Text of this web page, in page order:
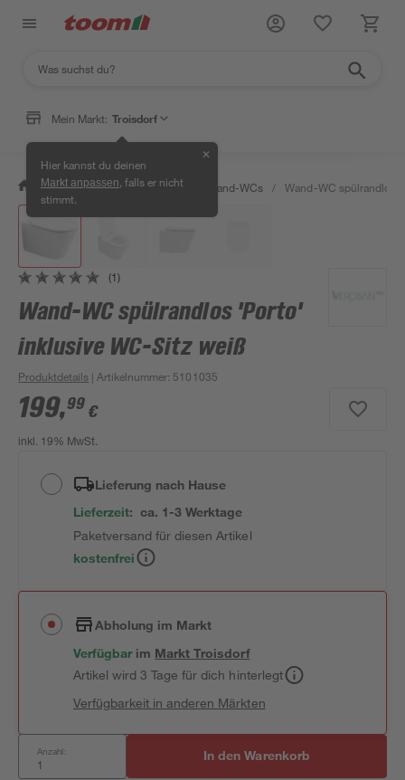
Mein Markt: Troisdorf
Hier kannst du deinen
Markt anpassen , falls er nicht
stimmt.
✕
/ Bad & Sanitär / Toiletten Wand-WCs / Wand-WC spülrandlos
(1)
Wand-WC spülrandlos 'Porto'
inklusive WC-Sitz weiß
Produktdetails | Artikelnummer: 5101035
199,99 €
inkl. 19% MwSt.
Lieferung nach Hause
Lieferzeit: ca. 1-3 Werktage
Paketversand für diesen Artikel
kostenfrei
Abholung im Markt
Verfügbar im MarktTroisdorf
Artikel wird 3 Tage für dich hinterlegt
Verfügbarkeit in anderen Märkten
Anzahl: In den Warenkorb